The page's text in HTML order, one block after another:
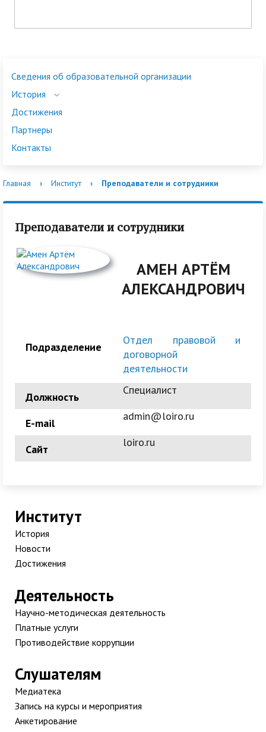
Сведения об образовательной организации
История
Достижения
Партнеры
Контакты
Главная › Институт › Преподаватели и сотрудники
Преподаватели и сотрудники
АМЕН АРТЁМ
АЛЕКСАНДРОВИЧ
Подразделение
Отдел правовой и
договорной
деятельности
Должность
Специалист
E-mail
admin@loiro.ru
Сайт
loiro.ru
Институт
История
Новости
Достижения
Деятельность
Научно-методическая деятельность
Платные услуги
Противодействие коррупции
Слушателям
Медиатека
Запись на курсы и мероприятия
Анкетирование